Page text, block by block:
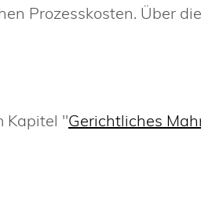
Prozesskosten. Über
Kapitel "Gerichtliches